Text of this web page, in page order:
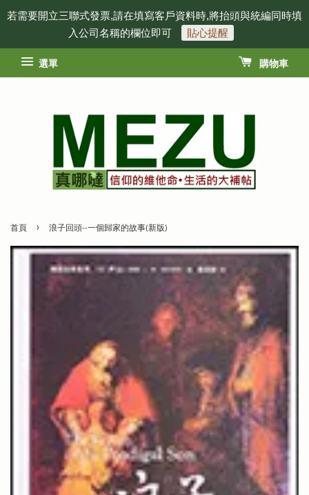
若需要開立三聯式發票,請在填寫客戶資料時,將抬頭與統編同時填
入公司名稱的欄位即可
貼心提醒
選單 購物車
首頁 › 浪子回頭--一個歸家的故事(新版)